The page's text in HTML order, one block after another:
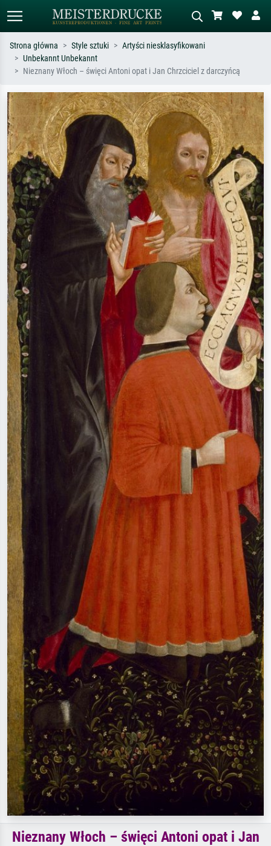
Wyszukiwanie standardowe Wyszukiwanie obrazów AI
Monet, Gwiaździsta noc,
impresjonizm, fala Hokusaia, akt.
abstrakcja z czerwienią, ciemny olej,
stojący akt obok drzewa.
Strona główna Style sztuki
Artyści niesklasyfikowani
Unbekannt Unbekannt
Nieznany Włoch – święci Antoni opat i Jan Chrzciciel z darczyńcą
Nieznany Włoch – święci Antoni opat i Jan